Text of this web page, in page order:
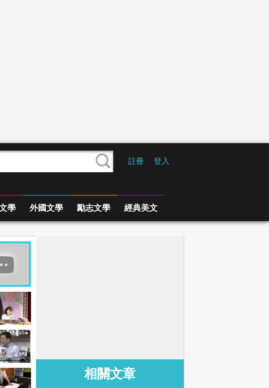
註冊 登入
學 外國文學 勵志文學 經典美文
相關文章